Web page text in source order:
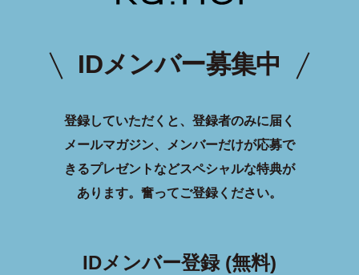
IDメンバー募集中
登録していただくと、登録者のみに届く
メールマガジン、メンバーだけが応募で
きるプレゼントなどスペシャルな特典が
あります。 奮ってご登録ください。
IDメンバー登録 (無料)